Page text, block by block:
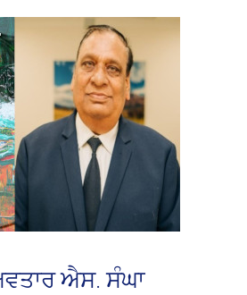
ਐਸ. ਸੰਘਾ